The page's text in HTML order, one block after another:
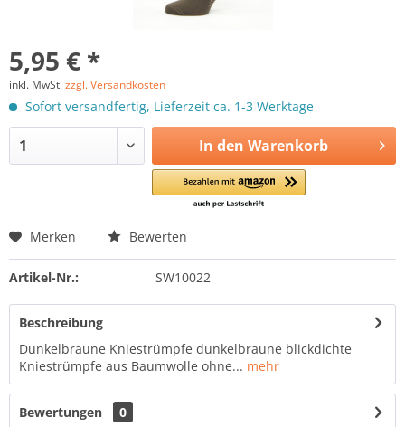
5,95 € *
inkl. MwSt.zzgl. Versandkosten
Sofort versandfertig, Lieferzeit ca. 1-3 Werktage
In den Warenkorb
Merken Bewerten
Artikel-Nr.: SW10022
Beschreibung
Dunkelbraune Kniestrümpfe dunkelbraune blickdichte
Kniestrümpfe aus Baumwolle ohne... mehr
Bewertungen
0